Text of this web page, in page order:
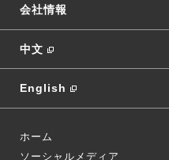
会社情報
中文
English
ホーム
ソーシャルメディア